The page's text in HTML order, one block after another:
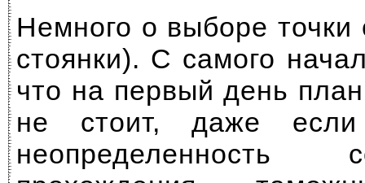
Немного о выборе точки
стоянки). С самого
что на первый день
не стоит, даже